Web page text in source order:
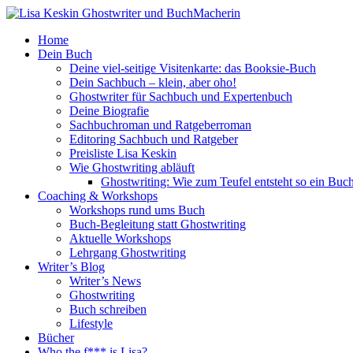
Home
Dein Buch
Deine viel-seitige Visitenkarte: das Booksie-Buch
Dein Sachbuch – klein, aber oho!
Ghostwriter für Sachbuch und Expertenbuch
Deine Biografie
Sachbuchroman und Ratgeberroman
Editoring Sachbuch und Ratgeber
Preisliste Lisa Keskin
Wie Ghostwriting abläuft
Ghostwriting: Wie zum Teufel entsteht so ein
Coaching & Workshops
Workshops rund ums Buch
Buch-Begleitung statt Ghostwriting
Aktuelle Workshops
Lehrgang Ghostwriting
Writer’s Blog
Writer’s News
Ghostwriting
Buch schreiben
Lifestyle
Bücher